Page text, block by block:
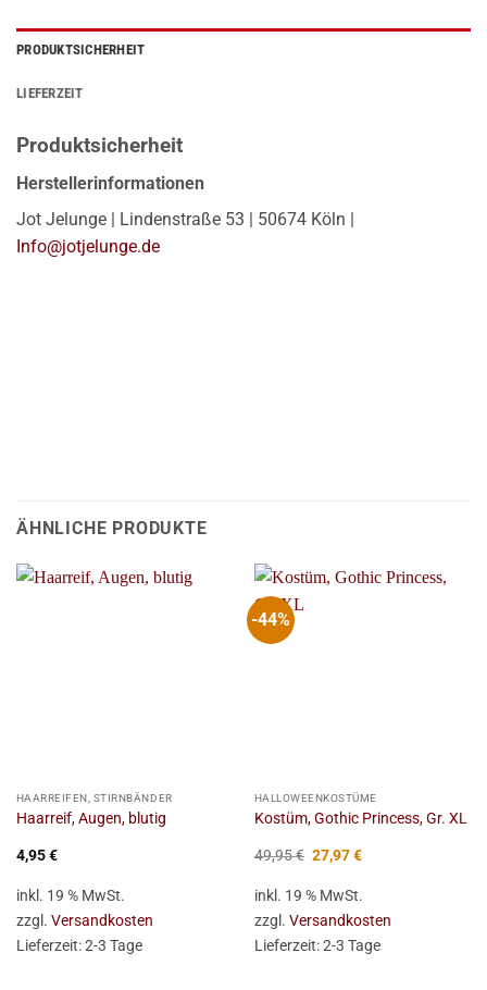
PRODUKTSICHERHEIT
LIEFERZEIT
Produktsicherheit
Herstellerinformationen
Jot Jelunge | Lindenstraße 53 | 50674 Köln |
Info@jotjelunge.de
ÄHNLICHE PRODUKTE
HAARREIFEN, STIRNBÄNDER
Haarreif, Augen, blutig
4,95€
inkl. 19 % MwSt.
zzgl. Versandkosten
Lieferzeit:2-3 Tage
-44%
HALLOWEENKOSTÜME
Kostüm, Gothic Princess, Gr. XL
49,95€ Ursprünglicher
Preis
49,95 €
27,97€Aktueller
27,97 €.
inkl. 19 % MwSt.
zzgl. Versandkosten
Lieferzeit:2-3 Tage